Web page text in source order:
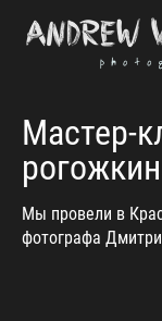
Мастер-
Мы провели в
фотографа